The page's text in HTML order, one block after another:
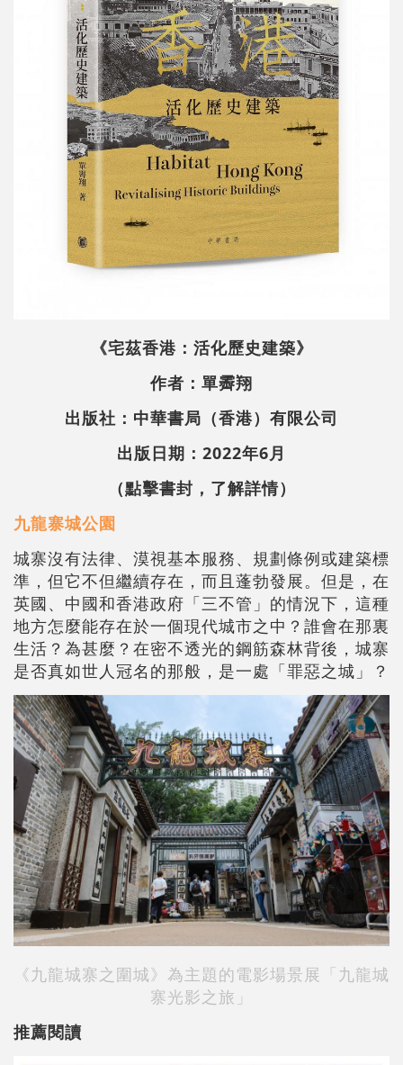
《宅茲香港：活化歷史建築》
作者：單霽翔
出版社：中華書局（香港）有限公司
出版日期：2022年6月
（點擊書封，了解詳情）
九龍寨城公園
城寨沒有法律、漠視基本服務、規劃條例或建築標
準，但它不但繼續存在，而且蓬勃發展。但是，在
英國、中國和香港政府「三不管」的情況下，這種
地方怎麼能存在於一個現代城市之中？誰會在那裏
生活？為甚麼？在密不透光的鋼筋森林背後，城寨
是否真如世人冠名的那般，是一處「罪惡之城」？
《九龍城寨之圍城》為主題的電影場景展「 九龍城
寨光影之旅
推薦閱讀